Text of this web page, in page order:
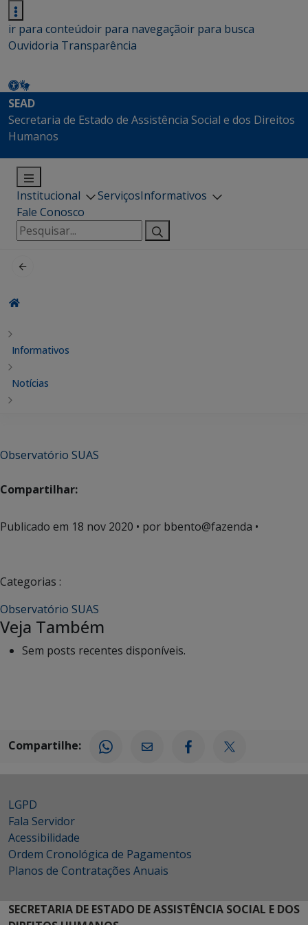
ir para conteúdoir para navegaçãoir para busca
Ouvidoria Transparência
SEAD
Secretaria de Estado de Assistência Social e dos Direitos
Humanos
Institucional ServiçosInformativos
Fale Conosco
Pesquisar
por:
Informativos
Notícias
Observatório SUAS
Compartilhar:
Publicado em 18 nov 2020 • por bbento@fazenda •
Categorias :
Observatório SUAS
Veja Também
Sem posts recentes disponíveis.
Compartilhe:
LGPD
Fala Servidor
Acessibilidade
Ordem Cronológica de Pagamentos
Planos de Contratações Anuais
SECRETARIA DE ESTADO DE ASSISTÊNCIA SOCIAL E DOS